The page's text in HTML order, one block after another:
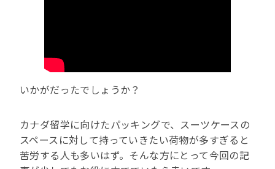
いかがだったでしょうか？
カナダ留学に向けたパッキングで、スーツケースの
スペースに対して持っていきたい荷物が多すぎると
苦労する人も多いはず。そんな方にとって今回の記